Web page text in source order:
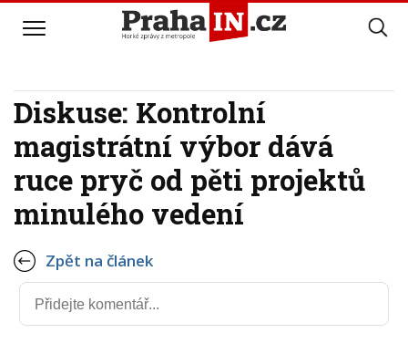
Diskuse: Kontrolní
magistrátní výbor dává
ruce pryč od pěti projektů
minulého vedení
Zpět na článek